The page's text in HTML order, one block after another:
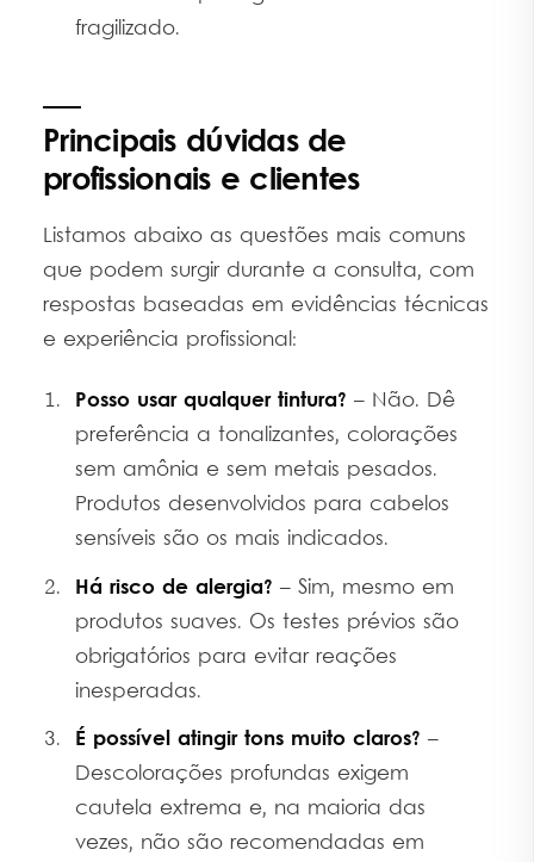
fragilizado.
Principais dúvidas de
profissionais e clientes
Listamos abaixo as questões mais comuns
que podem surgir durante a consulta, com
respostas baseadas em evidências técnicas
e experiência profissional:
Posso usar qualquer tintura? – Não. Dê
preferência a tonalizantes, colorações
sem amônia e sem metais pesados.
Produtos desenvolvidos para cabelos
sensíveis são os mais indicados.
Há risco de alergia? – Sim, mesmo em
produtos suaves. Os testes prévios são
obrigatórios para evitar reações
inesperadas.
É possível atingir tons muito claros? –
Descolorações profundas exigem
cautela extrema e, na maioria das
vezes, não são recomendadas em